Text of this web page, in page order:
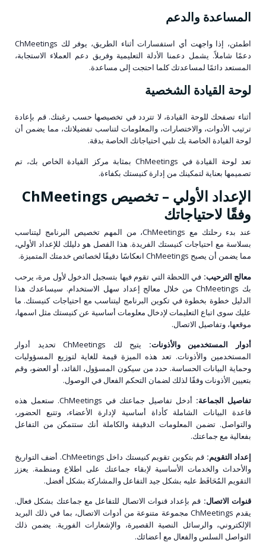
المساعدة والدعم
اطمئن، إذا واجهت أي استفسارات أثناء الطريق، يوفر لك ChMeetings
دعمًا شاملاً. يشمل دعمنا الأدلة التعليمية وفريق دعم العملاء الاستجابة،
المستعد دائمًا لمساعدتك كلما احتجت إلى مساعدة.
لوحة القيادة الشخصية
أثناء تصفحك للوحة القيادة، لا تتردد في تخصيصها حسب رغبتك. قم بإعادة
ترتيب الأدوات، والاختصارات، والمعلومات لتناسب تفضيلاتك، مما يضمن أن
لوحة القيادة الخاصة بك تلبي احتياجاتك الخاصة بدقة.
تعد لوحة القيادة في ChMeetings بمثابة مركز القيادة الخاص بك، تم
تصميمها بعناية لتمكينك من إدارة كنيستك بكفاءة.
الإعداد الأولي – تخصيص ChMeetings
وفقًا لاحتياجاتك
عند بدء رحلتك مع ChMeetings، من المهم تخصيص البرنامج ليتناسب
بسلاسة مع احتياجات كنيستك الفريدة. هذا الفصل هو دليلك للإعداد الأولي،
مما يضمن أن يصبح ChMeetings انعكاسًا دقيقًا لخصائص خدمتك المتميزة.
معالج الترحيب: في اللحظة التي تقوم فيها بتسجيل الدخول لأول مرة، يرحب
بك ChMeetings من خلال معالج إعداد سهل الاستخدام. سيساعدك هذا
الدليل خطوة بخطوة في تكوين البرنامج ليتناسب مع احتياجات كنيستك. ما
عليك سوى اتباع التعليمات لإدخال معلومات أساسية عن كنيستك مثل اسمها،
موقعها، وتفاصيل الاتصال.
أدوار المستخدمين والأذونات:
يتيح لك ChMeetings تحديد أدوار
المستخدمين والأذونات. تعد هذه الميزة قيمة للغاية لتوزيع المسؤوليات
وحماية البيانات الحساسة. حدد من سيكون المسؤول، القائد، أو العضو، وقم
بتعيين الأذونات وفقًا لذلك لضمان التحكم الفعال في الوصول.
تفاصيل الجماعة:
أدخل تفاصيل جماعتك في ChMeetings. ستعمل هذه
قاعدة البيانات الشاملة كأداة أساسية لإدارة الأعضاء، وتتبع الحضور،
والتواصل. تضمن المعلومات الدقيقة والكاملة أنك ستتمكن من التفاعل
بفعالية مع جماعتك.
إعداد التقويم:
قم بتكوين تقويم كنيستك داخل ChMeetings. أضف التواريخ
والأحداث والخدمات الأساسية لإبقاء جماعتك على اطلاع ومنظمة. يعزز
التقويم المُحَافَظ عليه بشكل جيد التفاعل والمشاركة بشكل أفضل.
قنوات الاتصال: قم بإعداد قنوات الاتصال للتفاعل مع جماعتك بشكل فعال.
يقدم ChMeetings مجموعة متنوعة من أدوات الاتصال، بما في ذلك البريد
الإلكتروني، والرسائل النصية القصيرة، والإشعارات الفورية. يضمن ذلك
التواصل السلس والفعال مع أعضائك.